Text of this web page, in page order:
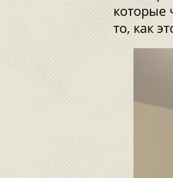
которые
то, как